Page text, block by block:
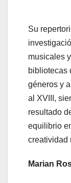
Su
musicales
bibliotecas
géneros y
al XVIII,
resultado
equilibrio
creatividad
Marian